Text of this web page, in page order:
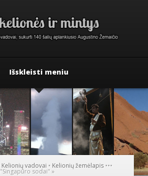
Išskleisti meniu
Kelionių vadovai • Kelionių žemėlapis •••
"Singapūro sodai" »